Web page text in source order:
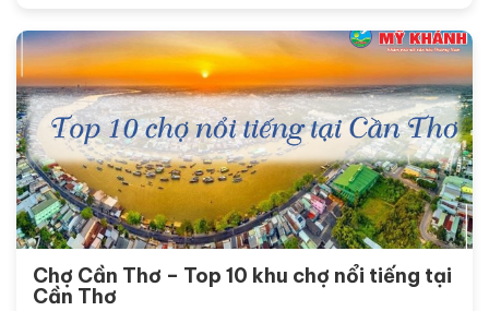
Chợ Cần Thơ – Top 10 khu chợ nổi tiếng tại
Cần Thơ